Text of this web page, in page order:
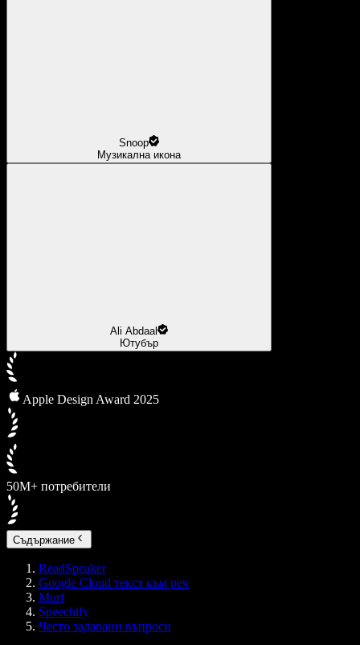
Snoop
Музикална икона
Ali Abdaal
Ютубър
Apple Design Award 2025
50M+ потребители
Съдържание
ReadSpeaker
Google Cloud текст към реч
Murf
Speechify
Често задавани въпроси